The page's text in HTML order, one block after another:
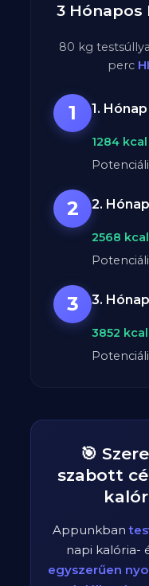
3 Hónapos
80 kg
perc
1 1. Hónap
1284 kcal
2 2.
2568 kcal
3 3.
3852 kcal
🎯
szabott
Appunkban
napi kalória-
egyszerűen